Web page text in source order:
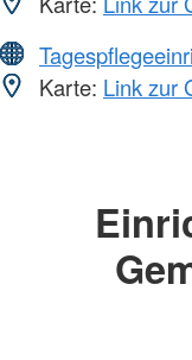
Karte: Link zur